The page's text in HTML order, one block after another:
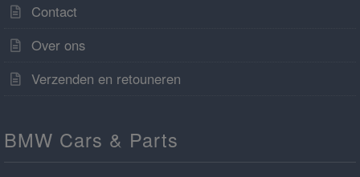
Contact
Over ons
Verzenden en retouneren
BMW Cars & Parts